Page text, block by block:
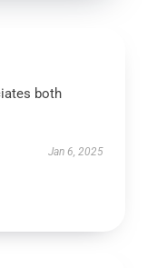
both
Jan 6, 2025